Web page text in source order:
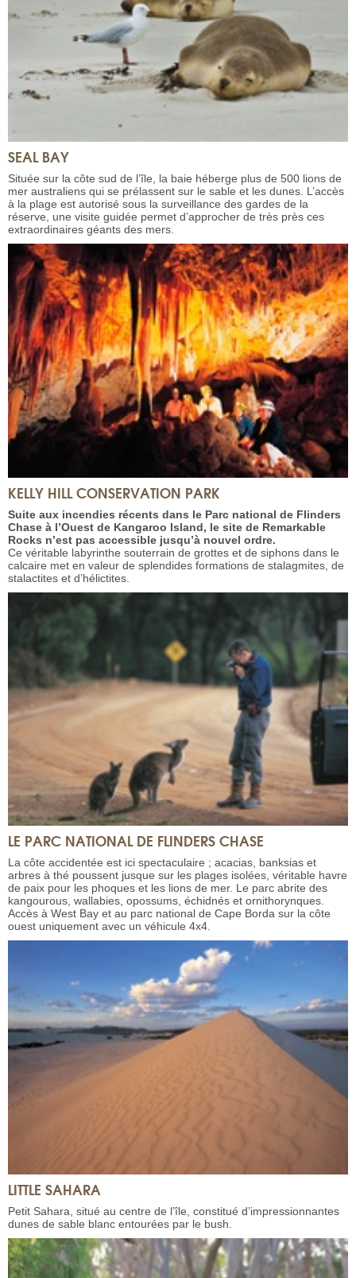
SEAL BAY
Située sur la côte sud de l’île, la baie héberge plus de 500 lions de
mer australiens qui se prélassent sur le sable et les dunes. L’accès
à la plage est autorisé sous la surveillance des gardes de la
réserve, une visite guidée permet d’approcher de très près ces
extraordinaires géants des mers.
KELLY HILL CONSERVATION PARK
Suite aux incendies récents dans le Parc national de Flinders
Chase à l’Ouest de Kangaroo Island, le site de Remarkable
Rocks n’est pas accessible jusqu’à nouvel ordre.
Ce véritable labyrinthe souterrain de grottes et de siphons dans le
calcaire met en valeur de splendides formations de stalagmites, de
stalactites et d’hélictites.
LE PARC NATIONAL DE FLINDERS CHASE
La côte accidentée est ici spectaculaire ; acacias, banksias et
arbres à thé poussent jusque sur les plages isolées, véritable havre
de paix pour les phoques et les lions de mer. Le parc abrite des
kangourous, wallabies, opossums, échidnés et ornithorynques.
Accès à West Bay et au parc national de Cape Borda sur la côte
ouest uniquement avec un véhicule 4x4.
LITTLE SAHARA
Petit Sahara, situé au centre de l’île, constitué d’impressionnantes
dunes de sable blanc entourées par le bush.